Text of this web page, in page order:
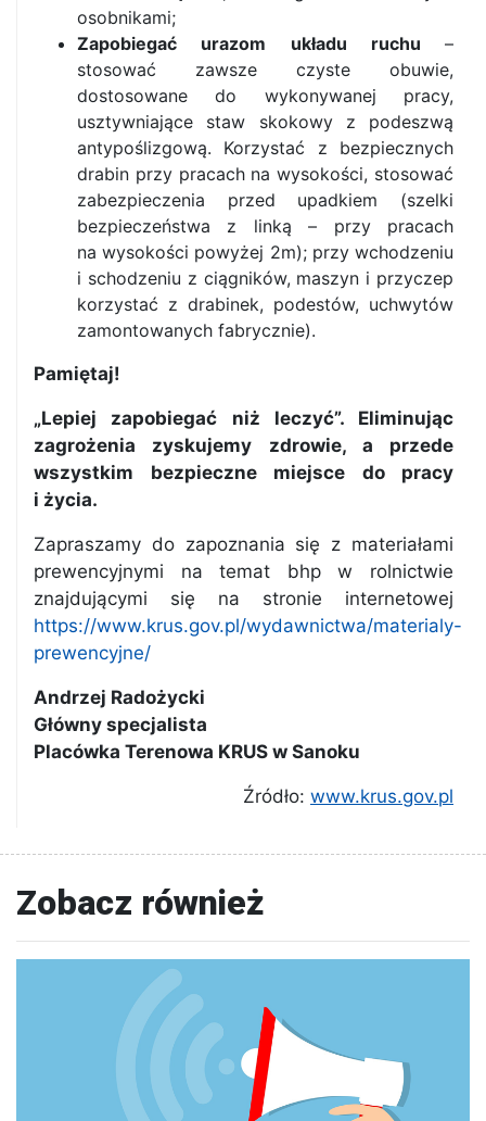
osobnikami;
Zapobiegać urazom układu ruchu –
stosować zawsze czyste obuwie,
dostosowane do wykonywanej pracy,
usztywniające staw skokowy z podeszwą
antypoślizgową. Korzystać z bezpiecznych
drabin przy pracach na wysokości, stosować
zabezpieczenia przed upadkiem (szelki
bezpieczeństwa z linką – przy pracach
na wysokości powyżej 2m); przy wchodzeniu
i schodzeniu z ciągników, maszyn i przyczep
korzystać z drabinek, podestów, uchwytów
zamontowanych fabrycznie).
Pamiętaj!
„Lepiej zapobiegać niż leczyć”. Eliminując
zagrożenia zyskujemy zdrowie, a przede
wszystkim bezpieczne miejsce do pracy
i życia.
Zapraszamy do zapoznania się z materiałami
prewencyjnymi na temat bhp w rolnictwie
znajdującymi się na stronie internetowej
https://www.krus.gov.pl/wydawnictwa/materialy-
prewencyjne/
Andrzej Radożycki
Główny specjalista
Placówka Terenowa KRUS w Sanoku
Źródło: www.krus.gov.pl
Zobacz również